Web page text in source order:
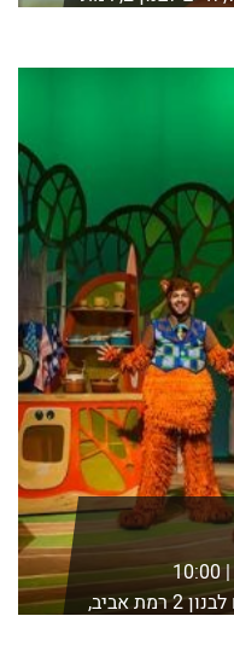
אולם קלצ'קין, מוזיאון א"י, חיים לבנון 2 רמת אביב,